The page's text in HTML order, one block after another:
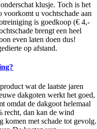
klusje. Toch is het
u vochtschade aan
is goedkoop (€ 4,-
brengt een heel
even laten doen dus!
op afstand.
wat de laatste jaren
dakgoten werkt het goed,
omdat de dakgoot helemaal
recht, dan kan de wind
komen met schade tot gevolg.